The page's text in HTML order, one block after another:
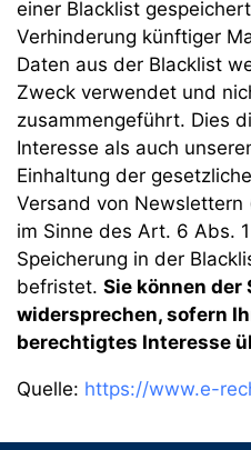
einer Blacklist
Verhinderung künftiger
Daten aus der Blacklist
Zweck verwendet und
zusammengeführt. Dies
Interesse als auch
Einhaltung der
Versand von
im Sinne des Art. 6 Abs.
Speicherung in der
befristet. Sie können der
widersprechen, sofern
berechtigtes Interesse
Quelle: https://www.e-